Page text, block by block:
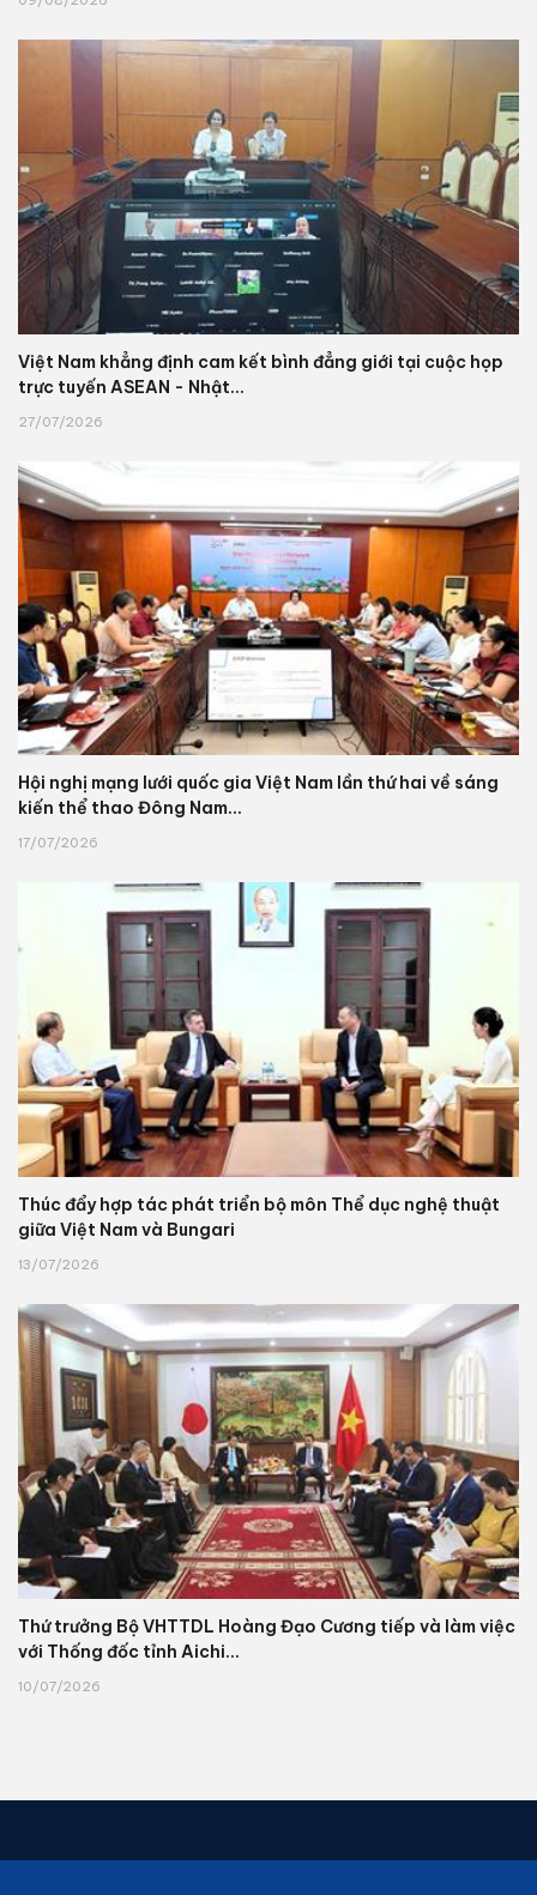
Việt Nam khẳng định cam kết bình đẳng giới tại cuộc họp
trực tuyến ASEAN - Nhật...
27/07/2026
Hội nghị mạng lưới quốc gia Việt Nam lần thứ hai về sáng
kiến thể thao Đông Nam...
17/07/2026
Thúc đẩy hợp tác phát triển bộ môn Thể dục nghệ thuật
giữa Việt Nam và Bungari
13/07/2026
Thứ trưởng Bộ VHTTDL Hoàng Đạo Cương tiếp và làm việc
với Thống đốc tỉnh Aichi...
10/07/2026